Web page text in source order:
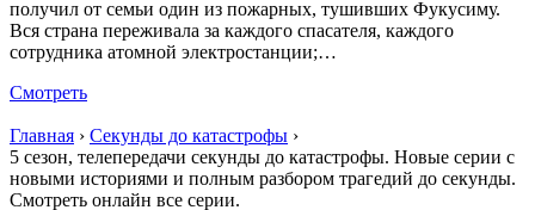
получил от семьи один из пожарных, тушивших Фукусиму.
Вся страна переживала за каждого спасателя, каждого
сотрудника атомной электростанции;…
Смотреть
Главная › Секунды до катастрофы ›
5 сезон, телепередачи секунды до катастрофы. Новые серии с
новыми историями и полным разбором трагедий до секунды.
Смотреть онлайн все серии.